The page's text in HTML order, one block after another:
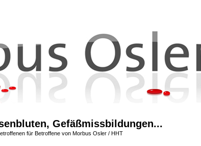
Gefäßmissbildungen...
für Betroffene von Morbus Osler / HHT